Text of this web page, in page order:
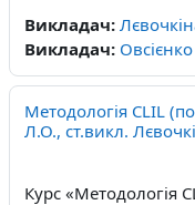
Викладач:
Викладач:
Методологія CLIL
Л.О., ст.викл.
Курс «Методологія